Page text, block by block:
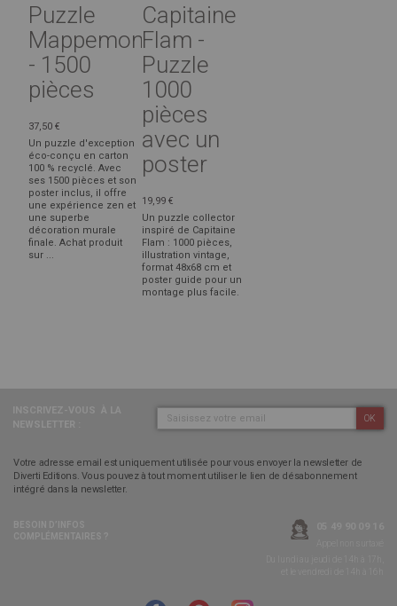
Puzzle
Mappemonde
- 1500
pièces
37,50 €
Un puzzle d'exception
éco-conçu en carton
100 % recyclé. Avec
ses 1500 pièces et son
poster inclus, il offre
une expérience zen et
une superbe
décoration murale
finale. Achat produit
sur ...
Capitaine
Flam -
Puzzle
1000
pièces
avec un
poster
19,99 €
Un puzzle collector
inspiré de Capitaine
Flam : 1000 pièces,
illustration vintage,
format 48x68 cm et
poster guide pour un
montage plus facile.
OK
Votre adresse email est uniquement utilisée pour vous envoyer la newsletter de
Diverti Editions. Vous pouvez à tout moment utiliser le lien de désabonnement
intégré dans la newsletter.